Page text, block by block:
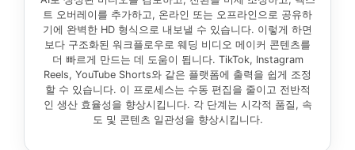
트 오버레이를 추가하고, 온라인 또는 오프라인으로 공유하
기에 완벽한 HD 형식으로 내보낼 수 있습니다. 이렇게 하면
보다 구조화된 워크플로우로 웨딩 비디오 메이커 콘텐츠를
더 빠르게 만드는 데 도움이 됩니다. TikTok, Instagram
Reels, YouTube Shorts와 같은 플랫폼에 출력을 쉽게 조정
할 수 있습니다. 이 프로세스는 수동 편집을 줄이고 전반적
인 생산 효율성을 향상시킵니다. 각 단계는 시각적 품질, 속
도 및 콘텐츠 일관성을 향상시킵니다.